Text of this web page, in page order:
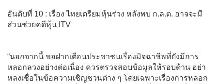
อันดับที่ 10 : เรื่อง ไทยเตรียมหุ้นร่วง หลังพบ ก.ล.ต. อาจจะมี
ส่วนช่วยคดีหุ้น ITV
“นอกจากนี้ ขอฝากเตือนประชาชนเรื่องมิจฉาชีพที่ยังมีการ
หลอกลวงอย่างต่อเนื่อง ควรตรวจสอบข้อมูลให้รอบด้าน อย่า
หลงเชื่อในข้อความเชิญชวนต่าง ๆ โดยเฉพาะเรื่องการหลอก